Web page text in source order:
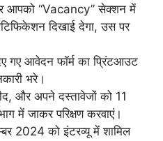
आपको “Vacancy” सेक्शन में
दिखाई देगा, उस पर
गए आवेदन फॉर्म का प्रिंटआउट
भरे।
और अपने दस्तावेजों को 11
में जाकर परिक्षण करवाएं।
2024 को इंटरव्यू में शामिल